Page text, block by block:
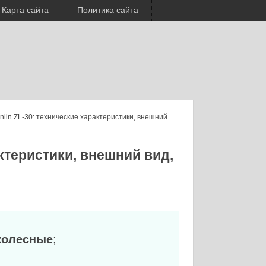
Карта сайта Политика сайта
ZL-30: технические характеристики, внешний
внешний вид,
;